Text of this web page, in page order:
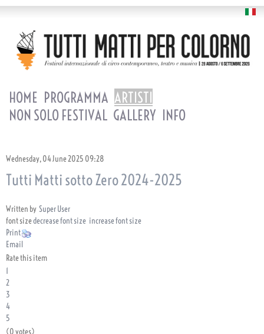
HOME PROGRAMMA ARTISTI
NON SOLO FESTIVAL GALLERY INFO
Wednesday, 04 June 2025 09:28
Tutti Matti sotto Zero 2024-2025
Written by Super User
font sizedecrease font size increase font size
Print
Email
Rate this item
1
2
3
4
5